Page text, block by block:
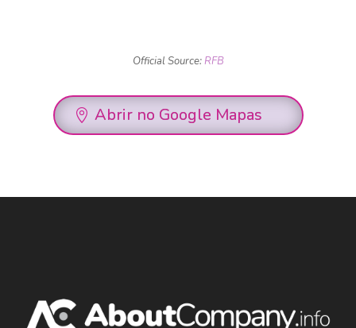
Official Source:RFB
Abrir no Google Mapas